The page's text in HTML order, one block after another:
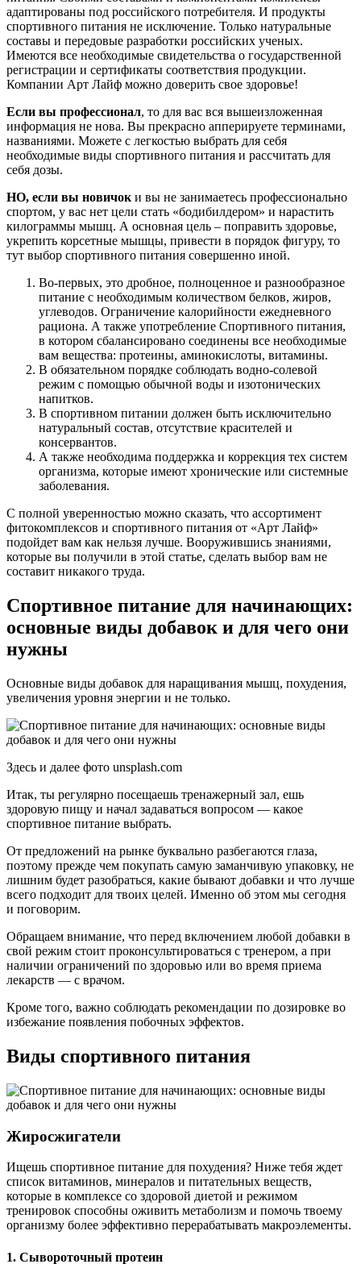
адаптированы под российского потребителя. И продукты
спортивного питания не исключение. Только натуральные
составы и передовые разработки российских ученых.
Имеются все необходимые свидетельства о государственной
регистрации и сертификаты соответствия продукции.
Компании Арт Лайф можно доверить свое здоровье!
Если вы профессионал, то для вас вся вышеизложенная
информация не нова. Вы прекрасно апперируете терминами,
названиями. Можете с легкостью выбрать для себя
необходимые виды спортивного питания и рассчитать для
себя дозы.
НО, если вы новичок и вы не занимаетесь профессионально
спортом, у вас нет цели стать «бодибилдером» и нарастить
килограммы мышц. А основная цель – поправить здоровье,
укрепить корсетные мышцы, привести в порядок фигуру, то
тут выбор спортивного питания совершенно иной.
Во-первых, это дробное, полноценное и разнообразное
питание с необходимым количеством белков, жиров,
углеводов. Ограничение калорийности ежедневного
рациона. А также употребление Спортивного питания,
в котором сбалансировано соединены все необходимые
вам вещества: протеины, аминокислоты, витамины.
В обязательном порядке соблюдать водно-солевой
режим с помощью обычной воды и изотонических
напитков.
В спортивном питании должен быть исключительно
натуральный состав, отсутствие красителей и
консервантов.
А также необходима поддержка и коррекция тех систем
организма, которые имеют хронические или системные
заболевания.
С полной уверенностью можно сказать, что ассортимент
фитокомплексов и спортивного питания от «Арт Лайф»
подойдет вам как нельзя лучше. Вооружившись знаниями,
которые вы получили в этой статье, сделать выбор вам не
составит никакого труда.
Спортивное питание для начинающих:
основные виды добавок и для чего они
нужны
Основные виды добавок для наращивания мышц, похудения,
увеличения уровня энергии и не только.
Здесь и далее фото unsplash.com
Итак, ты регулярно посещаешь тренажерный зал, ешь
здоровую пищу и начал задаваться вопросом — какое
спортивное питание выбрать.
От предложений на рынке буквально разбегаются глаза,
поэтому прежде чем покупать самую заманчивую упаковку, не
лишним будет разобраться, какие бывают добавки и что лучше
всего подходит для твоих целей. Именно об этом мы сегодня
и поговорим.
Обращаем внимание, что перед включением любой добавки в
свой режим стоит проконсультироваться с тренером, а при
наличии ограничений по здоровью или во время приема
лекарств — с врачом.
Кроме того, важно соблюдать рекомендации по дозировке во
избежание появления побочных эффектов.
Виды спортивного питания
Жиросжигатели
Ищешь спортивное питание для похудения? Ниже тебя ждет
список витаминов, минералов и питательных веществ,
которые в комплексе со здоровой диетой и режимом
тренировок способны оживить метаболизм и помочь твоему
организму более эффективно перерабатывать макроэлементы.
1. Сывороточный протеин